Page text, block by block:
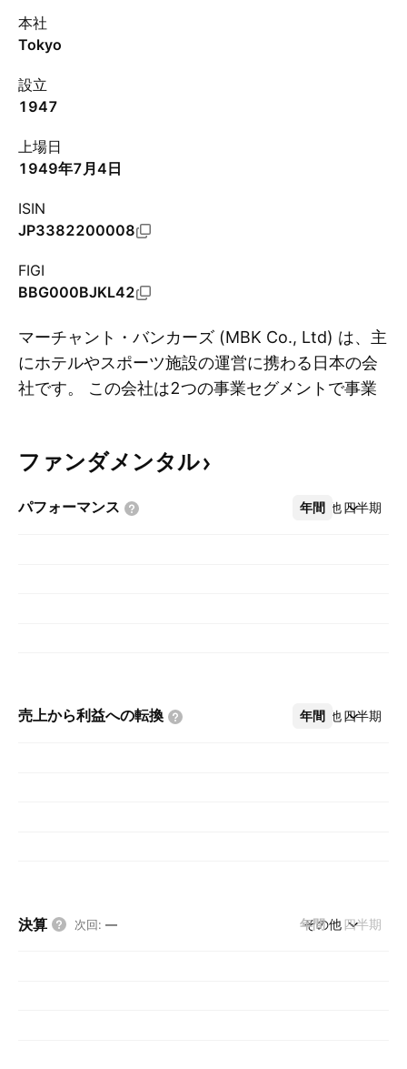
本社
Tokyo
設立
1947
上場日
1949年7月4日
ISIN
JP3382200008
FIGI
BBG000BJKL42
マーチャント・バンカーズ (MBK Co., Ltd) は、主
にホテルやスポーツ施設の運営に携わる日本の会
社です。 この会社は2つの事業セグメントで事業
の投資および融資に従事しています。 オペレーシ
場などのスポーツ施設の運営管理に従事していま
ファンダメンタル
パフォーマンス 年間 四半期
その他
売上から利益への転換 年間 四半期
その他
決算 次回: — 年間 四半期
その他